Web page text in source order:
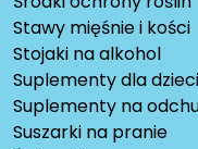
Stawy mięśnie i kości
Stojaki na alkohol
Suplementy dla dzieci
Suplementy na
Suszarki na pranie